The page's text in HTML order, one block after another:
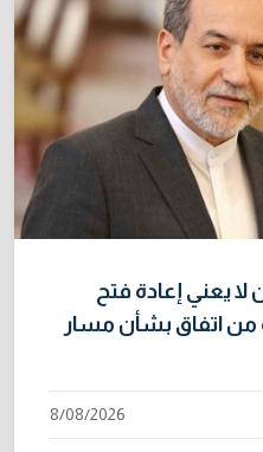
يعني إعادة فتح
من اتفاق بشأن مسار
8/08/2026